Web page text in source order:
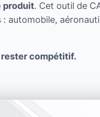
produit. Cet outil de
automobile,
rester compétitif.